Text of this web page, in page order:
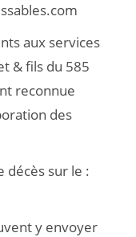
aux services
& fils du 585
reconnue
des
décès sur le :
y envoyer